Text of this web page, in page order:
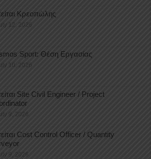
Κρεοπώλης
12, 2026
Sport: Θέση Εργασίας
10, 2026
Site Civil Engineer / Project
9, 2026
Cost Control Officer / Quantity
9, 2026